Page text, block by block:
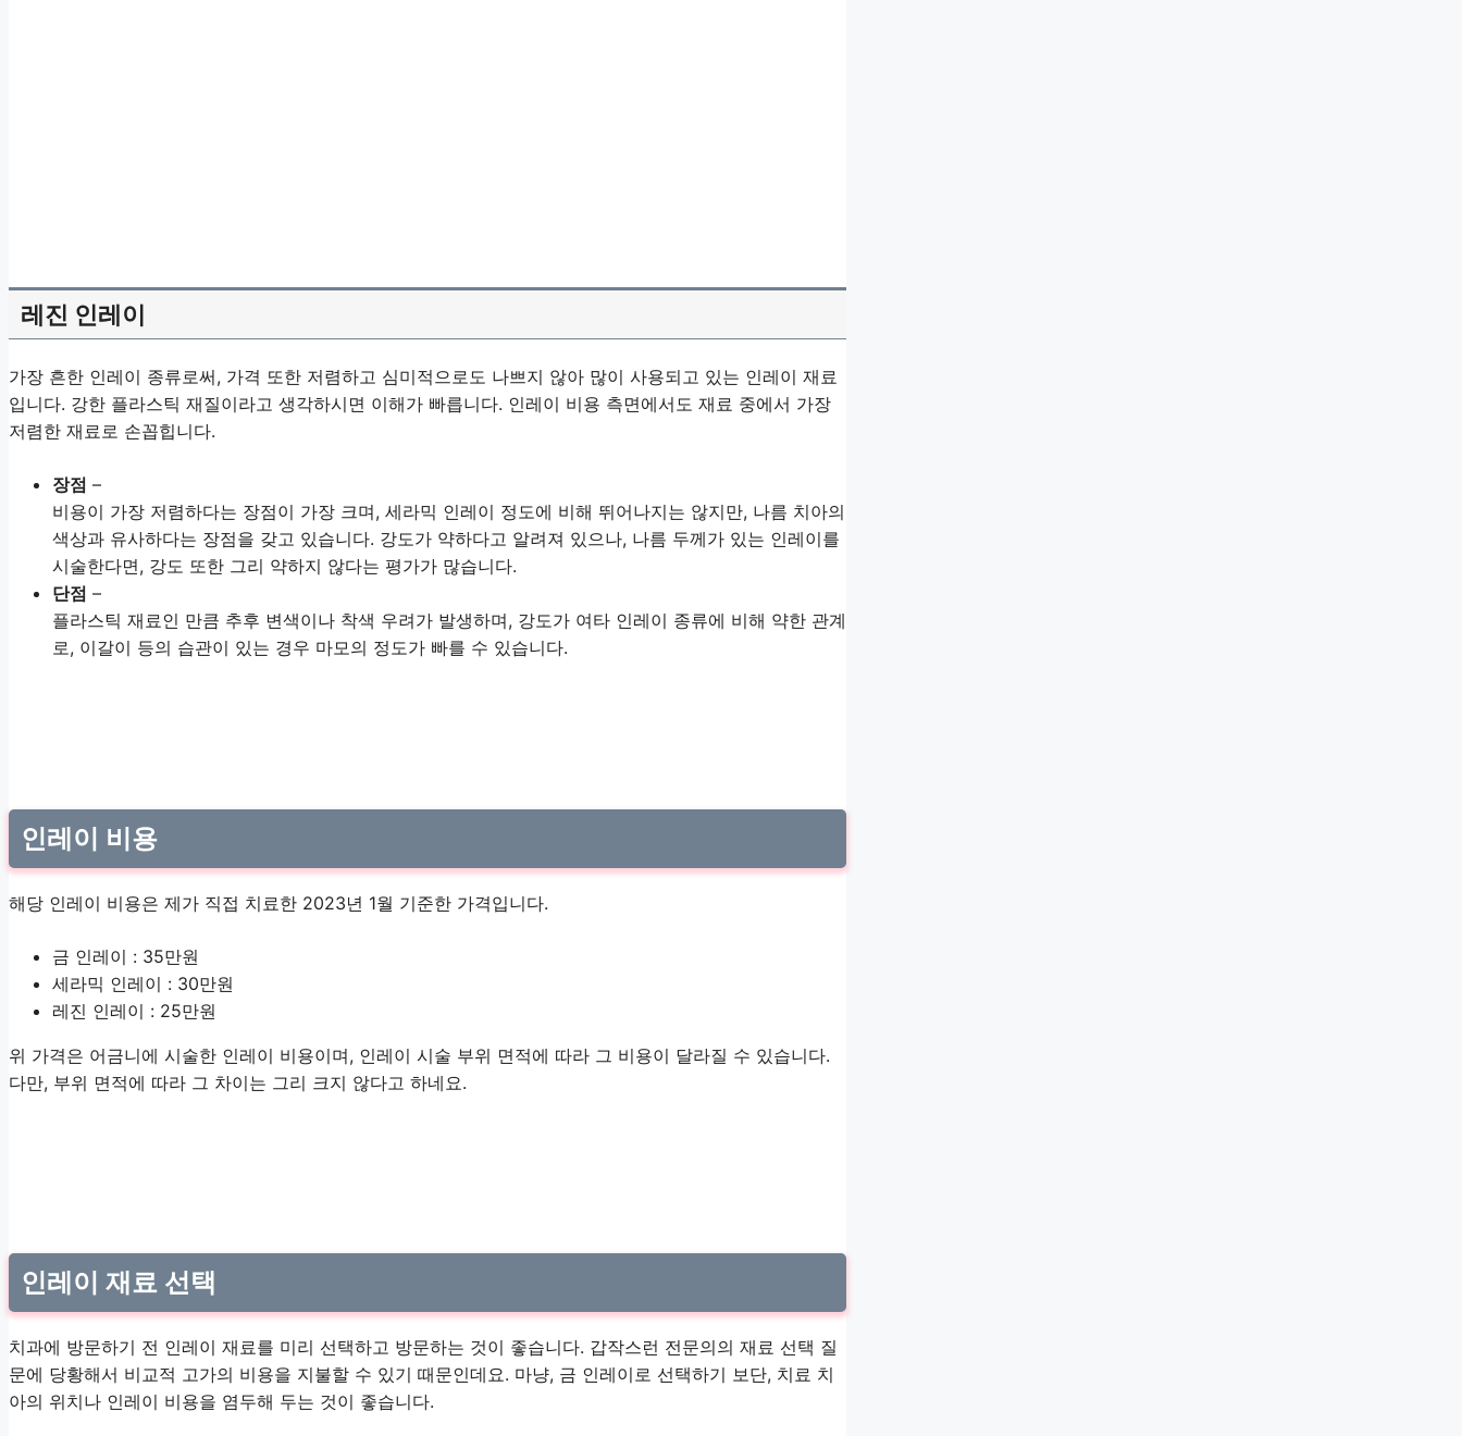
레진 인레이
가장 흔한 인레이 종류로써, 가격 또한 저렴하고 심미적으로도 나쁘지 않아 많이 사용되고 있는 인레이 재료
입니다. 강한 플라스틱 재질이라고 생각하시면 이해가 빠릅니다. 인레이 비용 측면에서도 재료 중에서 가장
저렴한 재료로 손꼽힙니다.
장점 –
비용이 가장 저렴하다는 장점이 가장 크며, 세라믹 인레이 정도에 비해 뛰어나지는 않지만, 나름 치아의
색상과 유사하다는 장점을 갖고 있습니다. 강도가 약하다고 알려져 있으나, 나름 두께가 있는 인레이를
시술한다면, 강도 또한 그리 약하지 않다는 평가가 많습니다.
단점 –
플라스틱 재료인 만큼 추후 변색이나 착색 우려가 발생하며, 강도가 여타 인레이 종류에 비해 약한 관계
로, 이갈이 등의 습관이 있는 경우 마모의 정도가 빠를 수 있습니다.
인레이 비용
해당 인레이 비용은 제가 직접 치료한 2023년 1월 기준한 가격입니다.
금 인레이 : 35만원
세라믹 인레이 : 30만원
레진 인레이 : 25만원
위 가격은 어금니에 시술한 인레이 비용이며, 인레이 시술 부위 면적에 따라 그 비용이 달라질 수 있습니다.
다만, 부위 면적에 따라 그 차이는 그리 크지 않다고 하네요.
인레이 재료 선택
치과에 방문하기 전 인레이 재료를 미리 선택하고 방문하는 것이 좋습니다. 갑작스런 전문의의 재료 선택 질
문에 당황해서 비교적 고가의 비용을 지불할 수 있기 때문인데요. 마냥, 금 인레이로 선택하기 보단, 치료 치
아의 위치나 인레이 비용을 염두해 두는 것이 좋습니다.